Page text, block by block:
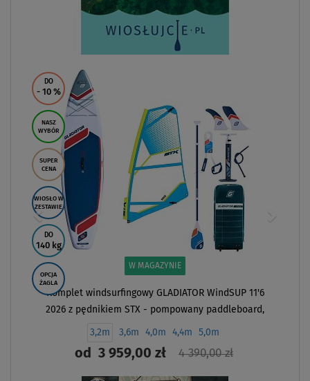
DO
- 10 %
NASZ
WYBÓR
SUPER
CENA
WIOSŁO W
ZESTAWIE
DO
140 kg
OPCJA
ŻAGLA
W MAGAZYNIE
Komplet windsurfingowy GLADIATOR WindSUP 11'6
2026 z pędnikiem STX - pompowany paddleboard,
3,2m 3,6m 4,0m 4,4m 5,0m
od 3 959,00 zł 4 390,00 zł